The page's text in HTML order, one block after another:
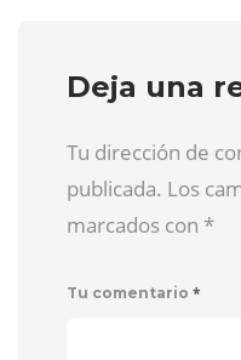
Deja una
Tu dirección de
publicada. Los
marcados con *
Tu comentario *